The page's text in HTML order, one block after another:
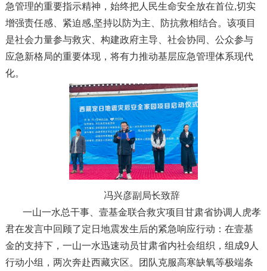
急管理的重要指示精神，始终把人民生命安全放在首位,切实
增强责任感、紧迫感,坚持以防为主、防抗救相结合。该项目
是社会力量参与救灾、构建政府主导、社会协同、公众参与
应急新格局的重要体现，将有力推动基层应急管理体系现代
化。
冯兴彦副局长致辞
一山一水总干事、壹基金联合救灾项目甘肃省协调人虎孝
君在发言中回顾了定日地震发生后的紧急响应行动：在壹基
金的支持下，一山一水迅速动员甘肃省内社会组织，组成9人
行动小组，两次奔赴西藏灾区。团队克服高寒缺氧等极端条